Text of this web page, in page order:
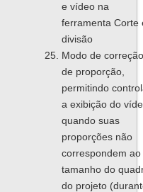
e vídeo na
ferramenta Corte
divisão
Modo de correção
de proporção,
permitindo
a exibição do
quando suas
proporções não
correspondem ao
tamanho do
do projeto